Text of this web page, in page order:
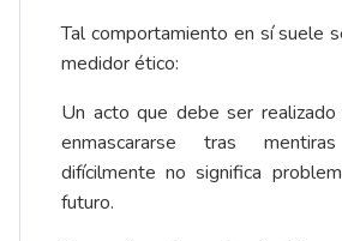
Tal comportamiento en sí suele
medidor ético:
Un acto que debe ser realizado
enmascararse tras
difícilmente no significa
futuro.